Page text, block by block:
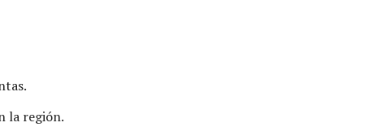
la región.